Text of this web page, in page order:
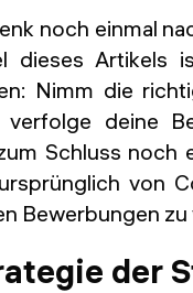
noch einmal
dieses Artikels
Nimm die
verfolge deine
Schluss noch
von
Bewerbungen
der